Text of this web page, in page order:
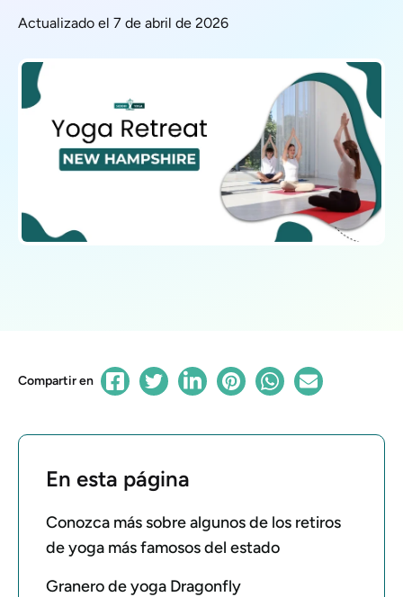
Actualizado el 7 de abril de 2026
Compartir en
En esta página
Conozca más sobre algunos de los retiros
de yoga más famosos del estado
Granero de yoga Dragonfly